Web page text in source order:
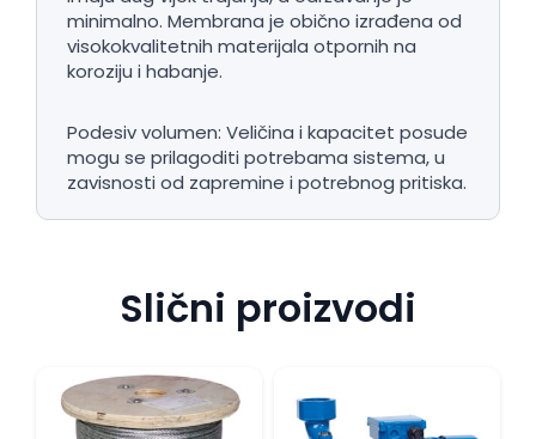
minimalno. Membrana je obično izrađena od
visokokvalitetnih materijala otpornih na
koroziju i habanje.
Podesiv volumen: Veličina i kapacitet posude
mogu se prilagoditi potrebama sistema, u
zavisnosti od zapremine i potrebnog pritiska.
Slični proizvodi